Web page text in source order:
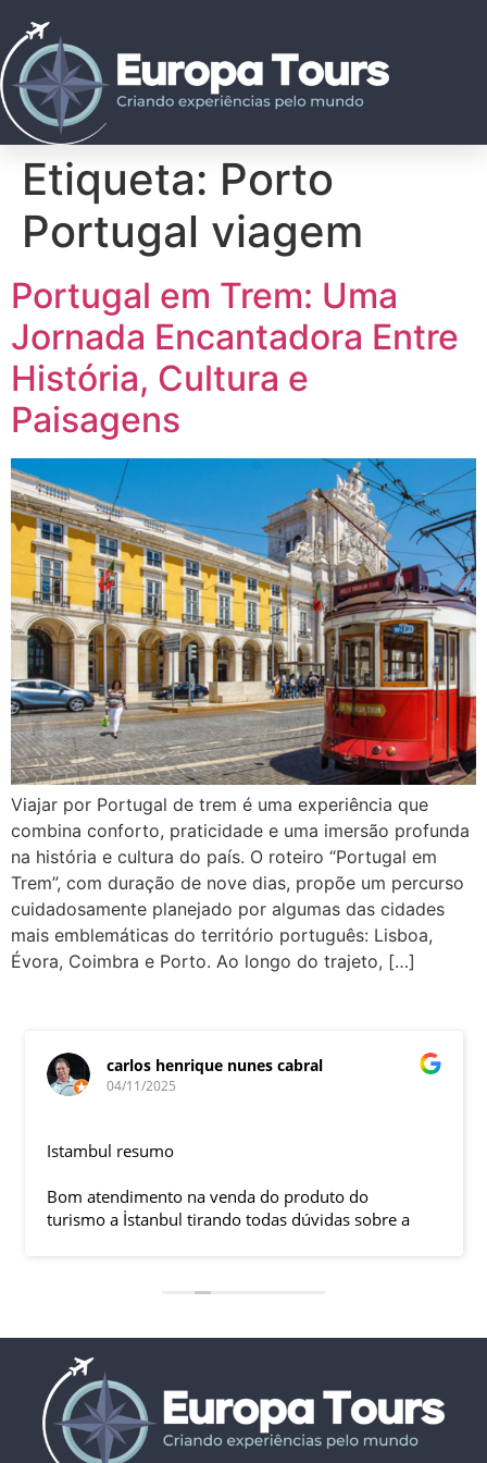
Etiqueta: Porto
Portugal viagem
Portugal em Trem: Uma
Jornada Encantadora Entre
História, Cultura e
Paisagens
Viajar por Portugal de trem é uma experiência que
combina conforto, praticidade e uma imersão profunda
na história e cultura do país. O roteiro “Portugal em
Trem”, com duração de nove dias, propõe um percurso
cuidadosamente planejado por algumas das cidades
mais emblemáticas do território português: Lisboa,
Évora, Coimbra e Porto. Ao longo do trajeto, […]
carlos henrique nunes cabral
04/11/2025
Istambul resumo
Bom atendimento na venda do produto do
turismo a İstanbul tirando todas dúvidas sobre a
ficaram em SP trabalhando. A associação dessa
LÍDER, garantiu o sucesso da viagem que foi, lá, em
grupo formado por brasileiros e com guia Turco, Sr
Ali Faik, falando um português impecável e foi
muito disponível e atencioso. Os transfers, foram
4, todos em vans novas e os trajetos em ônibus
com pilotos tranquilos dirigindo com segurança